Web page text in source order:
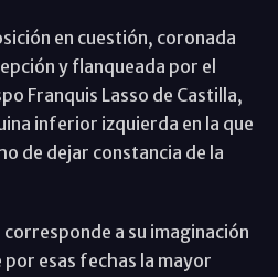
en cuestión, coronada
y flanqueada por el
Franquis Lasso de Castilla,
inferior izquierda en la que
de dejar constancia de la
a su imaginación
por esas fechas la mayor